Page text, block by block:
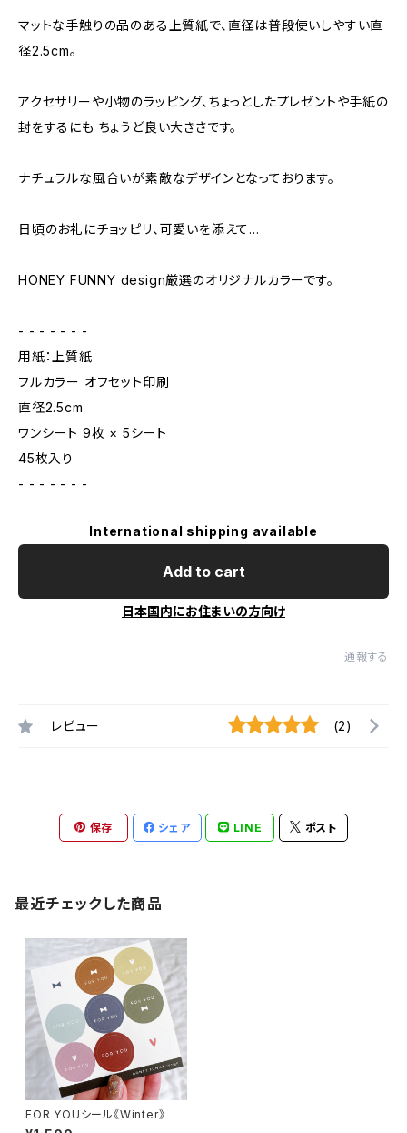
マットな手触りの品のある上質紙で、直径は普段使いしやすい直
径2.5cm。
アクセサリーや小物のラッピング、ちょっとしたプレゼントや手紙の
封をするにも ちょうど良い大きさです。
ナチュラルな風合いが素敵なデザインとなっております。
日頃のお礼にチョッピリ、可愛いを添えて…
HONEY FUNNY design厳選のオリジナルカラーです。
- - - - - - -
用紙：上質紙
フルカラー オフセット印刷
直径2.5cm
ワンシート 9枚 × 5シート
45枚入り
- - - - - - -
International shipping available
Add to cart
日本国内にお住まいの方向け
通報する
レビュー (2)
保存 シェア LINE ポスト
最近チェックした商品
FOR YOUシール《Winter》